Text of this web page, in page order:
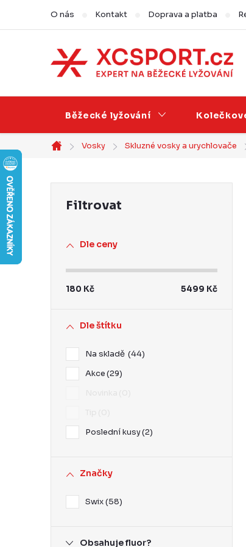
obsah
O nás Kontakt Doprava a platba
Běžecké lyžování
Domů
Vosky Skluzné vosky a urychlovače
Dle ceny
180 Kč 5499 Kč
Dle štítku
Na skladě 44
Akce 29
Poslední kusy 2
Značky
Swix 58
Obsahuje fluor?